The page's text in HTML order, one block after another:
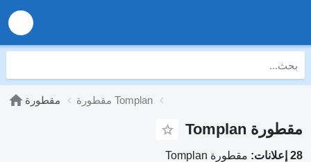
مقطورة مقطورة Tomplan
مقطورة Tomplan
28 إعلانات: مقطورة Tomplan